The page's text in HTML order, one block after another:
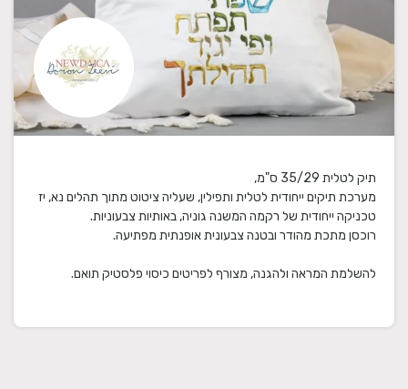
להשלמת המראה ולהגנה, מצורף לפריטים כיסוי פלסטיק תואם.